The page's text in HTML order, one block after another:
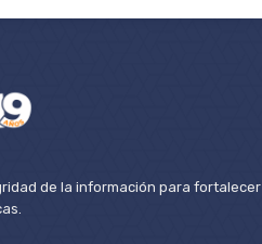
de la información para fortalecer